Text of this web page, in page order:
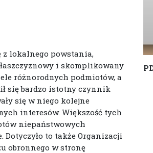
z lokalnego powstania,
i skomplikowany
różnorodnych podmiotów, a
się bardzo istotny czynnik
się w niego kolejne
interesów. Większość tych
niepaństwowych
to także Organizacji
obronnego w stronę